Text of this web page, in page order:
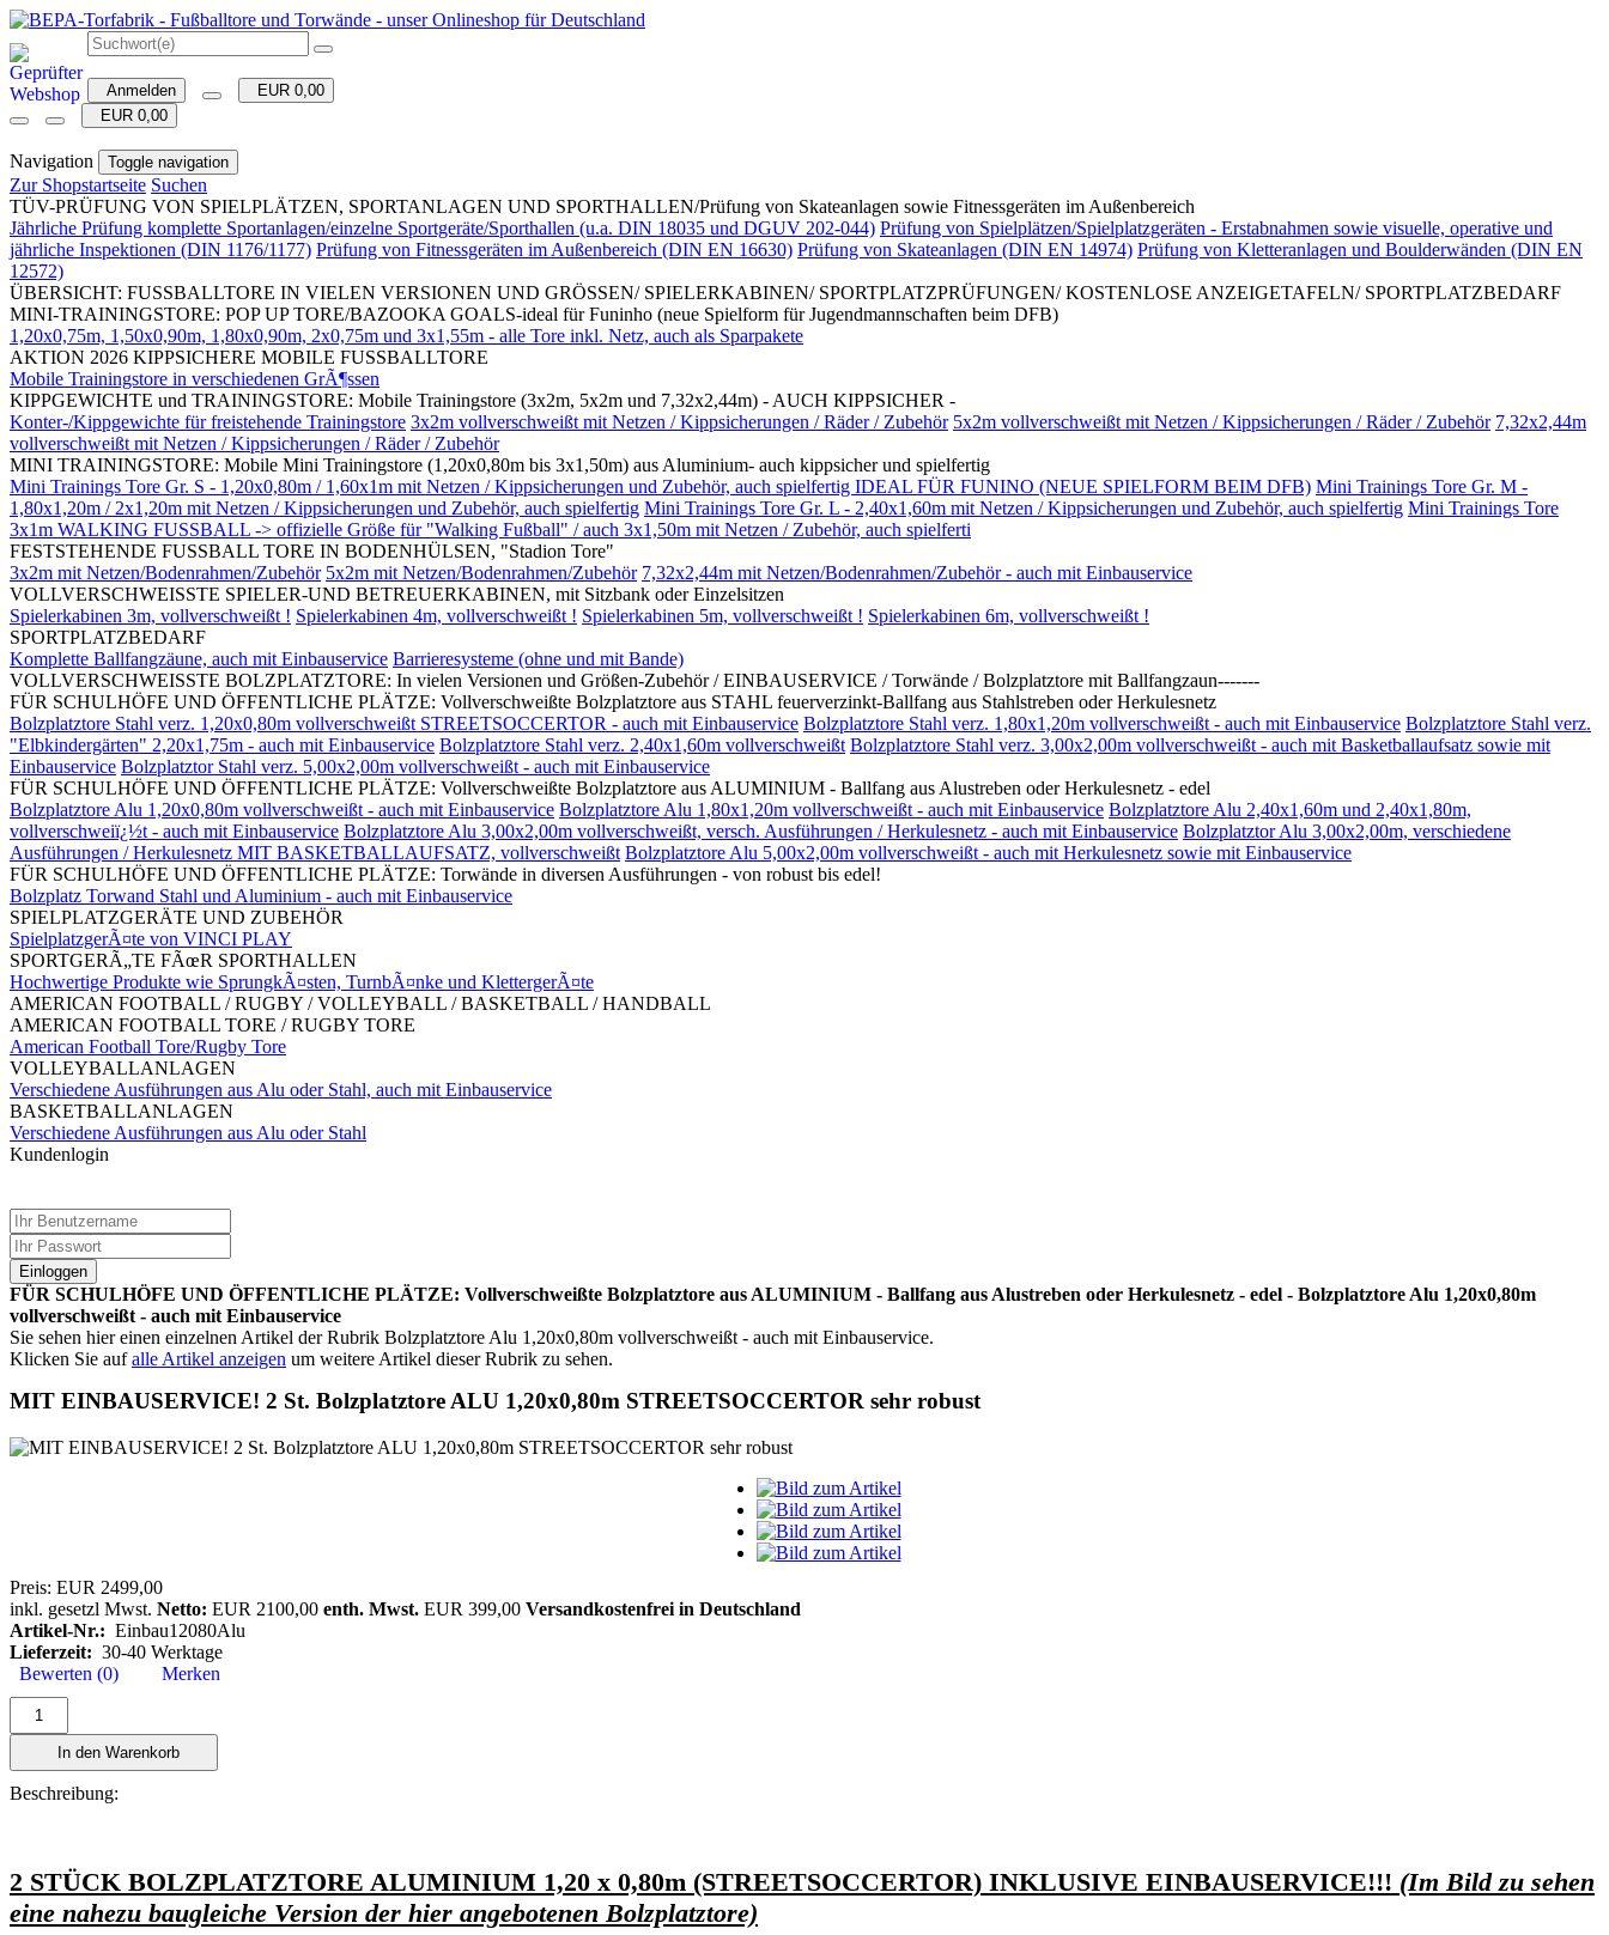
Anmelden
EUR 0,00
EUR 0,00
Navigation Toggle navigation
Zur Shopstartseite Suchen
TÜV-PRÜFUNG VON SPIELPLÄTZEN, SPORTANLAGEN UND SPORTHALLEN/Prüfung von Skateanlagen sowie Fitnessgeräten im Außenbereich
Jährliche Prüfung komplette Sportanlagen/einzelne Sportgeräte/Sporthallen (u.a. DIN 18035 und DGUV 202-044) Prüfung von Spielplätzen/Spielplatzgeräten - Erstabnahmen sowie visuelle, operative und
jährliche Inspektionen (DIN 1176/1177) Prüfung von Fitnessgeräten im Außenbereich (DIN EN 16630) Prüfung von Skateanlagen (DIN EN 14974) Prüfung von Kletteranlagen und Boulderwänden (DIN EN
12572)
ÜBERSICHT: FUSSBALLTORE IN VIELEN VERSIONEN UND GRÖSSEN/ SPIELERKABINEN/ SPORTPLATZPRÜFUNGEN/ KOSTENLOSE ANZEIGETAFELN/ SPORTPLATZBEDARF
MINI-TRAININGSTORE: POP UP TORE/BAZOOKA GOALS-ideal für Funinho (neue Spielform für Jugendmannschaften beim DFB)
1,20x0,75m, 1,50x0,90m, 1,80x0,90m, 2x0,75m und 3x1,55m - alle Tore inkl. Netz, auch als Sparpakete
AKTION 2026 KIPPSICHERE MOBILE FUSSBALLTORE
Mobile Trainingstore in verschiedenen GrÃ¶ssen
KIPPGEWICHTE und TRAININGSTORE: Mobile Trainingstore (3x2m, 5x2m und 7,32x2,44m) - AUCH KIPPSICHER -
Konter-/Kippgewichte für freistehende Trainingstore 3x2m vollverschweißt mit Netzen / Kippsicherungen / Räder / Zubehör 5x2m vollverschweißt mit Netzen / Kippsicherungen / Räder / Zubehör 7,32x2,44m
vollverschweißt mit Netzen / Kippsicherungen / Räder / Zubehör
MINI TRAININGSTORE: Mobile Mini Trainingstore (1,20x0,80m bis 3x1,50m) aus Aluminium- auch kippsicher und spielfertig
Mini Trainings Tore Gr. S - 1,20x0,80m / 1,60x1m mit Netzen / Kippsicherungen und Zubehör, auch spielfertig IDEAL FÜR FUNINO (NEUE SPIELFORM BEIM DFB) Mini Trainings Tore Gr. M -
1,80x1,20m / 2x1,20m mit Netzen / Kippsicherungen und Zubehör, auch spielfertig Mini Trainings Tore Gr. L - 2,40x1,60m mit Netzen / Kippsicherungen und Zubehör, auch spielfertig Mini Trainings Tore
3x1m WALKING FUSSBALL -> offizielle Größe für "Walking Fußball" / auch 3x1,50m mit Netzen / Zubehör, auch spielferti
FESTSTEHENDE FUSSBALL TORE IN BODENHÜLSEN, "Stadion Tore"
3x2m mit Netzen/Bodenrahmen/Zubehör 5x2m mit Netzen/Bodenrahmen/Zubehör 7,32x2,44m mit Netzen/Bodenrahmen/Zubehör - auch mit Einbauservice
VOLLVERSCHWEISSTE SPIELER-UND BETREUERKABINEN, mit Sitzbank oder Einzelsitzen
Spielerkabinen 3m, vollverschweißt ! Spielerkabinen 4m, vollverschweißt ! Spielerkabinen 5m, vollverschweißt ! Spielerkabinen 6m, vollverschweißt !
SPORTPLATZBEDARF
Komplette Ballfangzäune, auch mit Einbauservice Barrieresysteme (ohne und mit Bande)
VOLLVERSCHWEISSTE BOLZPLATZTORE: In vielen Versionen und Größen-Zubehör / EINBAUSERVICE / Torwände / Bolzplatztore mit Ballfangzaun-------
FÜR SCHULHÖFE UND ÖFFENTLICHE PLÄTZE: Vollverschweißte Bolzplatztore aus STAHL feuerverzinkt-Ballfang aus Stahlstreben oder Herkulesnetz
Bolzplatztore Stahl verz. 1,20x0,80m vollverschweißt STREETSOCCERTOR - auch mit Einbauservice Bolzplatztore Stahl verz. 1,80x1,20m vollverschweißt - auch mit Einbauservice Bolzplatztore Stahl verz.
"Elbkindergärten" 2,20x1,75m - auch mit Einbauservice Bolzplatztore Stahl verz. 2,40x1,60m vollverschweißt Bolzplatztore Stahl verz. 3,00x2,00m vollverschweißt - auch mit Basketballaufsatz sowie mit
Einbauservice Bolzplatztor Stahl verz. 5,00x2,00m vollverschweißt - auch mit Einbauservice
FÜR SCHULHÖFE UND ÖFFENTLICHE PLÄTZE: Vollverschweißte Bolzplatztore aus ALUMINIUM - Ballfang aus Alustreben oder Herkulesnetz - edel
Bolzplatztore Alu 1,20x0,80m vollverschweißt - auch mit Einbauservice Bolzplatztore Alu 1,80x1,20m vollverschweißt - auch mit Einbauservice Bolzplatztore Alu 2,40x1,60m und 2,40x1,80m,
vollverschweiï¿½t - auch mit Einbauservice Bolzplatztore Alu 3,00x2,00m vollverschweißt, versch. Ausführungen / Herkulesnetz - auch mit Einbauservice Bolzplatztor Alu 3,00x2,00m, verschiedene
Ausführungen / Herkulesnetz MIT BASKETBALLAUFSATZ, vollverschweißt Bolzplatztore Alu 5,00x2,00m vollverschweißt - auch mit Herkulesnetz sowie mit Einbauservice
FÜR SCHULHÖFE UND ÖFFENTLICHE PLÄTZE: Torwände in diversen Ausführungen - von robust bis edel!
Bolzplatz Torwand Stahl und Aluminium - auch mit Einbauservice
SPIELPLATZGERÄTE UND ZUBEHÖR
SpielplatzgerÃ¤te von VINCI PLAY
SPORTGERÃ„TE FÃœR SPORTHALLEN
Hochwertige Produkte wie SprungkÃ¤sten, TurnbÃ¤nke und KlettergerÃ¤te
AMERICAN FOOTBALL / RUGBY / VOLLEYBALL / BASKETBALL / HANDBALL
AMERICAN FOOTBALL TORE / RUGBY TORE
American Football Tore/Rugby Tore
VOLLEYBALLANLAGEN
Verschiedene Ausführungen aus Alu oder Stahl, auch mit Einbauservice
BASKETBALLANLAGEN
Verschiedene Ausführungen aus Alu oder Stahl
Kundenlogin
Einloggen
FÜR SCHULHÖFE UND ÖFFENTLICHE PLÄTZE: Vollverschweißte Bolzplatztore aus ALUMINIUM - Ballfang aus Alustreben oder Herkulesnetz - edel - Bolzplatztore Alu 1,20x0,80m
vollverschweißt - auch mit Einbauservice
Sie sehen hier einen einzelnen Artikel der Rubrik Bolzplatztore Alu 1,20x0,80m vollverschweißt - auch mit Einbauservice.
Klicken Sie aufalle Artikel anzeigen um weitere Artikel dieser Rubrik zu sehen.
MIT EINBAUSERVICE! 2 St. Bolzplatztore ALU 1,20x0,80m STREETSOCCERTOR sehr robust
Preis: EUR 2499,00
inkl. gesetzl Mwst. Netto: EUR 2100,00 enth. Mwst. EUR 399,00 Versandkostenfrei in Deutschland
Artikel-Nr.: Einbau12080Alu
Lieferzeit: 30-40 Werktage
Bewerten (0)
Merken
In den Warenkorb
Beschreibung:
2 STÜCK BOLZPLATZTORE ALUMINIUM 1,20 x 0,80m (STREETSOCCERTOR) INKLUSIVE EINBAUSERVICE!!! (Im Bild zu sehen
eine nahezu baugleiche Version der hier angebotenen Bolzplatztore)